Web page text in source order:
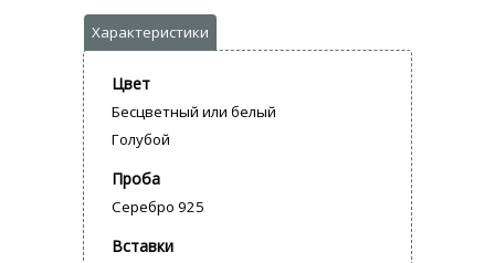
Цвет
Бесцветный или белый
Голубой
Проба
Серебро 925
Вставки